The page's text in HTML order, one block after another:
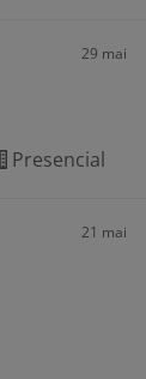
29 mai
Presencial
21 mai